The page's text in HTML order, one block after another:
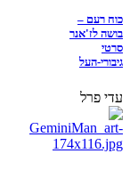
כוח רעם –
בושה לז'אנר
סרטי
גיבורי-העל
עדי פרל